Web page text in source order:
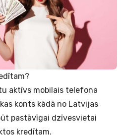
aktīvs mobilais telefona
konts kādā no Latvijas
pastāvīgai dzīvesvietai
kredītam.